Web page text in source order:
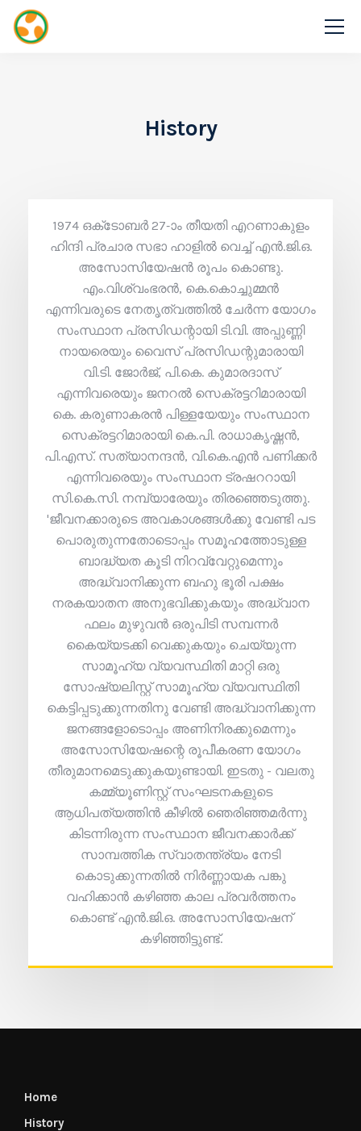
History
1974 ഒക്‌ടോബർ 27-ാം തീയതി എറണാകുളം
ഹിന്ദി പ്രചാര സഭാ ഹാളിൽ വെച്ച് എൻ.ജി.ഒ.
അസോസിയേഷൻ രൂപം കൊണ്ടു.
എം.വിശ്വംഭരൻ, കെ.കൊച്ചുമ്മൻ
എന്നിവരുടെ നേതൃത്വത്തിൽ ചേർന്ന യോഗം
സംസ്ഥാന പ്രസിഡന്റായി ടി.വി. അപ്പുണ്ണി
നായരെയും വൈസ് പ്രസിഡന്റുമാരായി
വി.ടി. ജോർജ്, പി.കെ. കുമാരദാസ്
എന്നിവരെയും ജനറൽ സെക്രട്ടറിമാരായി
കെ. കരുണാകരൻ പിള്ളയേയും സംസ്ഥാന
സെക്രട്ടറിമാരായി കെ.പി. രാധാകൃഷ്ണൻ,
പി.എസ്. സത്യാനന്ദൻ, വി.കെ.എൻ പണിക്കർ
എന്നിവരെയും സംസ്ഥാന ട്രഷററായി
സി.കെ.സി. നമ്പ്യാരേയും തിരഞ്ഞെടുത്തു.
'ജീവനക്കാരുടെ അവകാശങ്ങൾക്കു വേണ്ടി പട
പൊരുതുന്നതോടൊപ്പം സമൂഹത്തോടുള്ള
ബാദ്ധ്യത കൂടി നിറവ്വേറ്റുമെന്നും
അദ്ധ്വാനിക്കുന്ന ബഹു ഭൂരി പക്ഷം
നരകയാതന അനുഭവിക്കുകയും അദ്ധ്വാന
ഫലം മുഴുവൻ ഒരുപിടി സമ്പന്നർ
കൈയ്യടക്കി വെക്കുകയും ചെയ്യുന്ന
സാമൂഹ്യ വ്യവസ്ഥിതി മാറ്റി ഒരു
സോഷ്യലിസ്റ്റ് സാമൂഹ്യ വ്യവസ്ഥിതി
കെട്ടിപ്പടുക്കുന്നതിനു വേണ്ടി അദ്ധ്വാനിക്കുന്ന
ജനങ്ങളോടൊപ്പം അണിനിരക്കുമെന്നും
അസോസിയേഷന്റെ രൂപീകരണ യോഗം
തീരുമാനമെടുക്കുകയുണ്ടായി. ഇടതു - വലതു
കമ്മ്യൂണിസ്റ്റ് സംഘടനകളുടെ
ആധിപത്യത്തിൻ കീഴിൽ ഞെരിഞ്ഞമർന്നു
കിടന്നിരുന്ന സംസ്ഥാന ജീവനക്കാർക്ക്
സാമ്പത്തിക സ്വാതന്ത്ര്യം നേടി
കൊടുക്കുന്നതിൽ നിർണ്ണായക പങ്കു
വഹിക്കാൻ കഴിഞ്ഞ കാല പ്രവർത്തനം
കൊണ്ട് എൻ.ജി.ഒ. അസോസിയേഷന്
കഴിഞ്ഞിട്ടുണ്ട്.
Home
History